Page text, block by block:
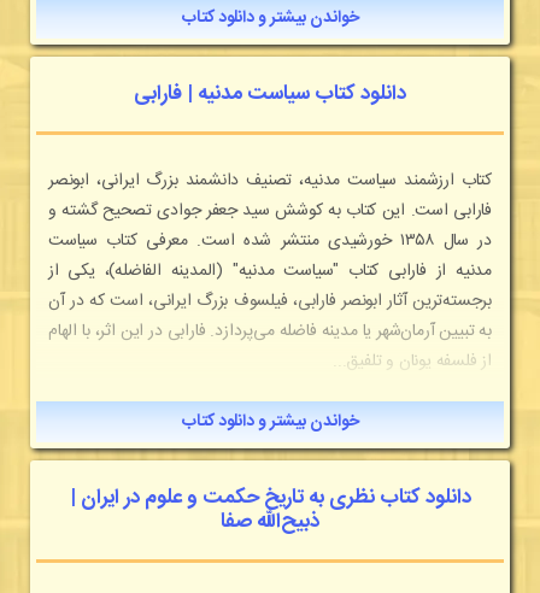
خواندن بیشتر و دانلود کتاب
دانلود کتاب سیاست مدنیه | فارابی
کتاب ارزشمند سیاست مدنیه، تصنیف دانشمند بزرگ ایرانی، ابونصر
فارابی است. این کتاب به کوشش سید جعفر جوادی تصحیح گشته و
در سال ۱۳۵۸ خورشیدی منتشر شده است. معرفی کتاب سیاست
مدنیه از فارابی کتاب "سیاست مدنیه" (المدینه الفاضله)، یکی از
برجسته‌ترین آثار ابونصر فارابی، فیلسوف بزرگ ایرانی، است که در آن
به تبیین آرمان‌شهر یا مدینه فاضله می‌پردازد. فارابی در این اثر، با الهام
از فلسفه یونان و تلفیق...
خواندن بیشتر و دانلود کتاب
دانلود کتاب نظری به تاریخ حکمت و علوم در ایران |
ذبیح‌الله صفا